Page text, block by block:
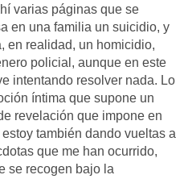
varias páginas que se
en una familia un suicidio, y
en realidad, un homicidio,
policial, aunque en este
intentando resolver nada. Lo
íntima que supone un
revelación que impone en
también dando vueltas a
que me han ocurrido,
se recogen bajo la